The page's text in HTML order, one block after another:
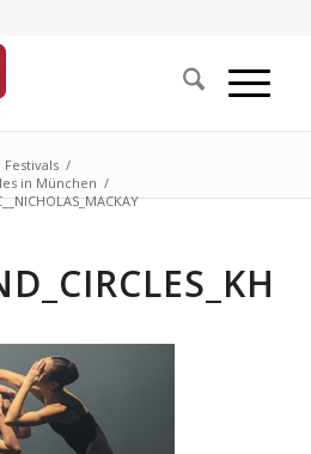
Festivals /
in München /